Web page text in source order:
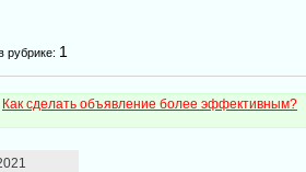
рубрике: 1
Как сделать объявление более эффективным?